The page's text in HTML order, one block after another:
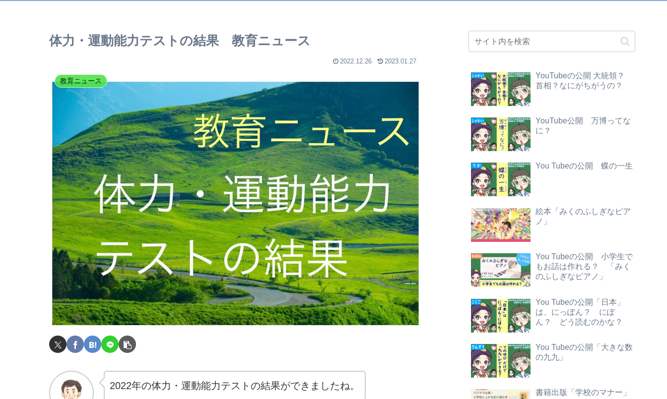
体力・運動能力テストの結果 教育ニュース
2022.12.26 2023.01.27
教育ニュース
2022年の体力・運動能力テストの結果ができましたね。
YouTubeの公開 大統領？
首相？なにがちがうの？
YouTube公開 万博ってな
に？
You Tubeの公開 蝶の一生
絵本「みくのふしぎなピア
ノ」
You Tubeの公開 小学生で
もお話は作れる？ 「みく
のふしぎなピアノ」
You Tubeの公開「日本」
は、にっぽん？ にぽ
ん？ どう読むのかな？
You Tubeの公開「大きな数
の九九」
書籍出版「学校のマナー」